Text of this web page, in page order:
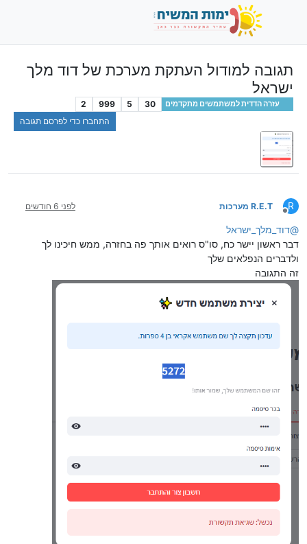
תגובה למודול העתקת מערכת של דוד מלך
ישראל
עזרה הדדית למשתמשים מתקדמים 30
5
999
2
התחברו כדי לפרסם תגובה
R
מנותק
R.E.T מערכות לפני 6 חודשים
@דוד_מלך_ישראל
דבר ראשון יישר כח, סו"ס רואים אותך פה בחזרה, ממש חיכינו לך
ולדברים הנפלאים שלך
זה התגובה